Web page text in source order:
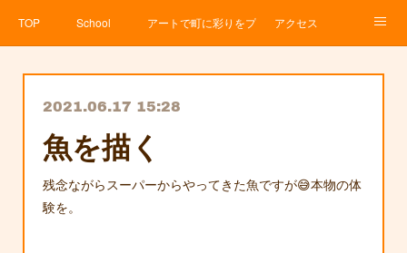
TOP School アートで町に彩りをプロジェクト
アクセス
2021.06.17 15:28
魚を描く
残念ながらスーパーからやってきた魚ですが😅本物の体
験を。